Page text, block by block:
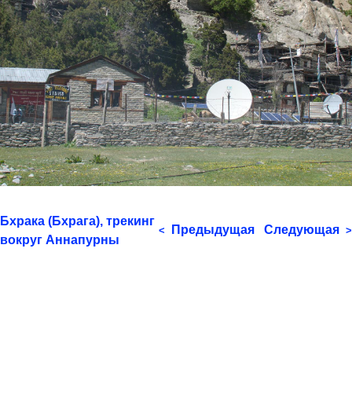
Бхрака (Бхрага), трекинг
вокруг Аннапурны
< Предыдущая Следующая >